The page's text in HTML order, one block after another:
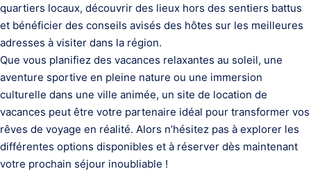
quartiers locaux, découvrir des lieux hors des sentiers battus
et bénéficier des conseils avisés des hôtes sur les meilleures
adresses à visiter dans la région.
Que vous planifiez des vacances relaxantes au soleil, une
aventure sportive en pleine nature ou une immersion
culturelle dans une ville animée, un site de location de
vacances peut être votre partenaire idéal pour transformer vos
rêves de voyage en réalité. Alors n’hésitez pas à explorer les
différentes options disponibles et à réserver dès maintenant
votre prochain séjour inoubliable !